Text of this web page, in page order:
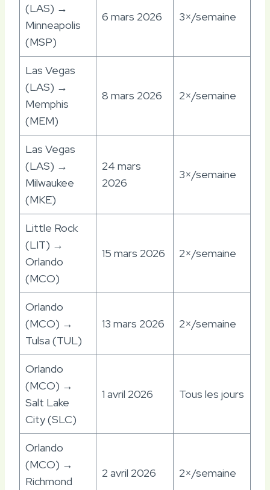
(LAS) →
Minneapolis
(MSP)
6 mars 2026 3×/semaine
Las Vegas
(LAS) →
Memphis
(MEM)
8 mars 2026 2×/semaine
Las Vegas
(LAS) →
Milwaukee
(MKE)
24 mars
2026
3×/semaine
Little Rock
(LIT) →
Orlando
(MCO)
15 mars 2026 2×/semaine
Orlando
(MCO) →
Tulsa (TUL)
13 mars 2026 2×/semaine
Orlando
(MCO) →
Salt Lake
City (SLC)
1 avril 2026 Tous les jours
Orlando
(MCO) →
Richmond
2 avril 2026 2×/semaine